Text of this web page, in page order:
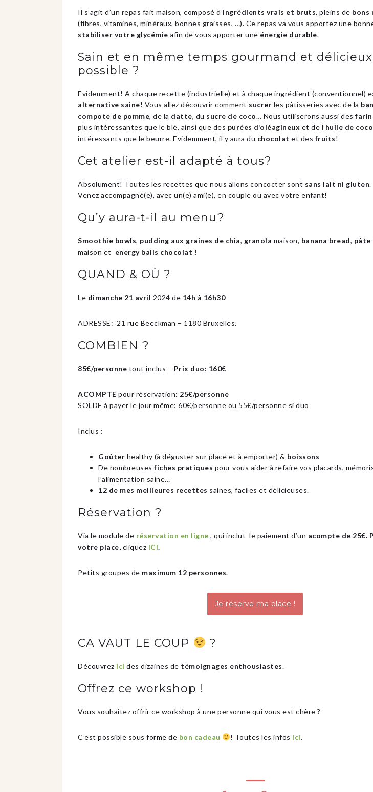
Il s’agit d’un repas fait maison, composé d’ingrédients vrais et bruts, pleins de bons
(fibres, vitamines, minéraux, bonnes graisses, …). Ce repas va vous apportez une
stabiliser votre glycémie afin de vous apporter une énergie durable.
Sain et en même temps gourmand et
possible ?
Evidemment! A chaque recette (industrielle) et à chaque ingrédient (conventionnel)
alternative saine! Vous allez découvrir comment sucrer les pâtisseries avec de la
compote de pomme, de la datte, du sucre de coco… Nous utiliserons aussi des
plus intéressantes que le blé, ainsi que des purées d’oléagineux et de l’huile de coco
intéressants que le beurre. Evidemment, il y aura du chocolat et des fruits!
Cet atelier est-il adapté à tous?
Absolument! Toutes les recettes que nous allons concocter sont sans lait ni gluten.
Venez accompagné(e), avec un(e) ami(e), en couple ou avec votre enfant!
Qu’y aura-t-il au menu?
Smoothie bowls, pudding aux graines de chia, granola maison, banana bread,
maison et energy balls chocolat !
QUAND & OÙ ?
Le dimanche 21 avril 2024 de 14h à 16h30
ADRESSE: 21 rue Beeckman – 1180 Bruxelles.
COMBIEN ?
85€/personne tout inclus – Prix duo: 160€
ACOMPTE pour réservation: 25€/personne
SOLDE à payer le jour même: 60€/personne ou 55€/personne si duo
Inclus :
Goûter healthy (à déguster sur place et à emporter) & boissons
De nombreuses fiches pratiques pour vous aider à refaire vos placards,
l’alimentation saine…
12 de mes meilleures recettes saines, faciles et délicieuses.
Réservation ?
Via le module de réservation en ligne , qui inclut le paiement d’un acompte de 25€.
votre place, cliquez ICI.
Petits groupes de maximum 12 personnes.
Je réserve ma place !
CA VAUT LE COUP ?
Découvrez ici des dizaines de témoignages enthousiastes.
Offrez ce workshop !
Vous souhaitez offrir ce workshop à une personne qui vous est chère ?
C’est possible sous forme de bon cadeau ! Toutes les infos ici.